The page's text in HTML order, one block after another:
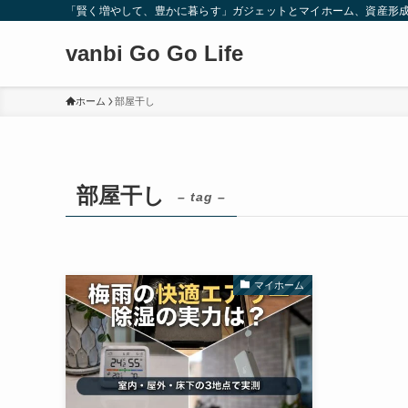
「賢く増やして、豊かに暮らす」ガジェットとマイホーム、資産形成
vanbi Go Go Life
ホーム 部屋干し
部屋干し – tag –
マイホーム